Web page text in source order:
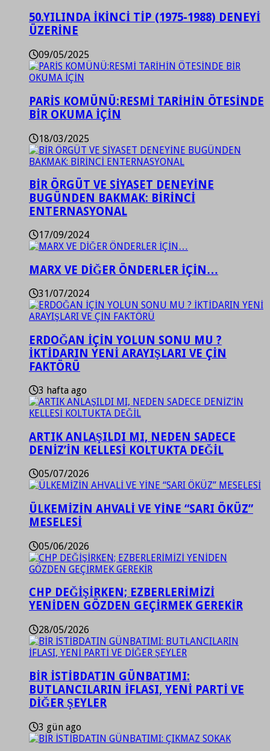
50.YILINDA İKİNCİ TİP (1975-1988) DENEYİ
ÜZERİNE
09/05/2025
PARİS KOMÜNÜ:RESMİ TARİHİN ÖTESİNDE
BİR OKUMA İÇİN
18/03/2025
BİR ÖRGÜT VE SİYASET DENEYİNE
BUGÜNDEN BAKMAK: BİRİNCİ
ENTERNASYONAL
17/09/2024
MARX VE DİĞER ÖNDERLER İÇİN…
31/07/2024
ERDOĞAN İÇİN YOLUN SONU MU ?
İKTİDARIN YENİ ARAYIŞLARI VE ÇİN
FAKTÖRÜ
3 hafta ago
ARTIK ANLAŞILDI MI, NEDEN SADECE
DENİZ’İN KELLESİ KOLTUKTA DEĞİL
05/07/2026
ÜLKEMİZİN AHVALİ VE YİNE “SARI ÖKÜZ”
MESELESİ
05/06/2026
CHP DEĞİŞİRKEN; EZBERLERİMİZİ
YENİDEN GÖZDEN GEÇİRMEK GEREKİR
28/05/2026
BİR İSTİBDATIN GÜNBATIMI:
BUTLANCILARIN İFLASI, YENİ PARTİ VE
DİĞER ŞEYLER
3 gün ago